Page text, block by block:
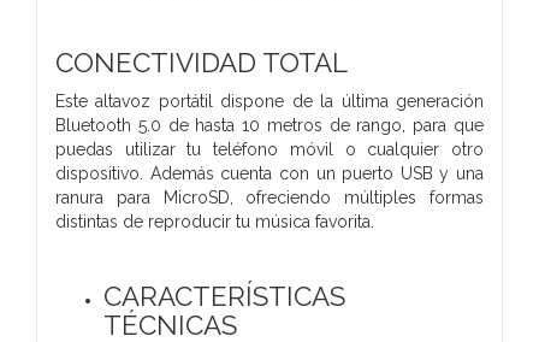
CONECTIVIDAD TOTAL
Este altavoz portátil dispone de la última generación
Bluetooth 5.0 de hasta 10 metros de rango, para que
puedas utilizar tu teléfono móvil o cualquier otro
dispositivo. Además cuenta con un puerto USB y una
ranura para MicroSD, ofreciendo múltiples formas
distintas de reproducir tu música favorita.
CARACTERÍSTICAS
TÉCNICAS